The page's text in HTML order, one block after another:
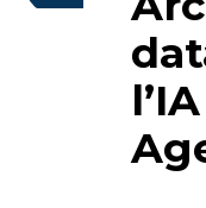
l’IA